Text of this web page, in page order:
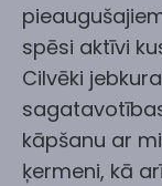
spēsi aktīvi
Cilvēki
kāpšanu ar
ķermeni, kā